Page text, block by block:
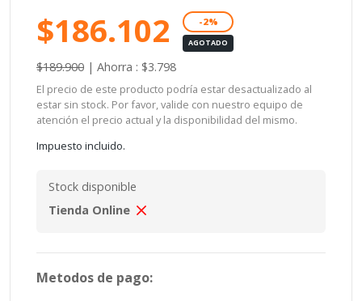
$186.102 -2%
AGOTADO
$189.900 | Ahorra : $3.798
El precio de este producto podría estar desactualizado al
estar sin stock. Por favor, valide con nuestro equipo de
atención el precio actual y la disponibilidad del mismo.
Impuesto incluido.
Stock disponible
Tienda Online
Metodos de pago: